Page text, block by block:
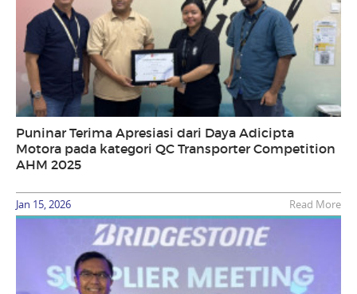
Puninar Terima Apresiasi dari Daya Adicipta
Motora pada kategori QC Transporter Competition
AHM 2025
Jan 15, 2026 Read More